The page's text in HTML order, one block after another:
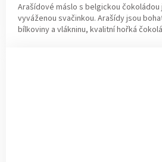
5
hvězdiček.
Arašídové máslo s belgickou
vyváženou svačinkou. Arašídy jsou
bílkoviny a vlákninu, kvalitní hořká